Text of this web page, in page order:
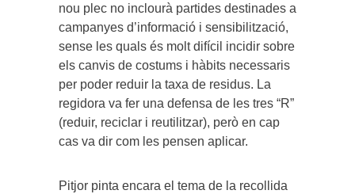
nou plec no inclourà partides destinades a
campanyes d’informació i sensibilització,
sense les quals és molt difícil incidir sobre
els canvis de costums i hàbits necessaris
per poder reduir la taxa de residus. La
regidora va fer una defensa de les tres “R”
(reduir, reciclar i reutilitzar), però en cap
cas va dir com les pensen aplicar.
Pitjor pinta encara el tema de la recollida